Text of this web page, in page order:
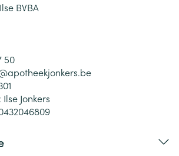
BVBA
50
apotheekjonkers.be
Ilse Jonkers